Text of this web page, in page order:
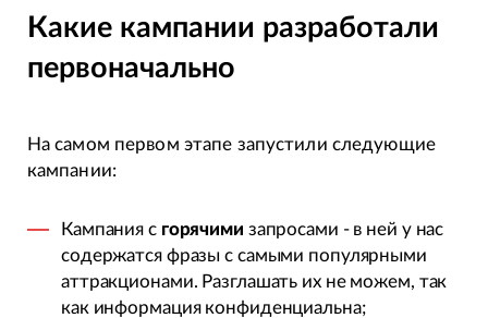
Какие кампании разработали
первоначально
На самом первом этапе запустили следующие
кампании:
Кампания с горячими запросами - в ней у нас
содержатся фразы с самыми популярными
аттракционами. Разглашать их не можем, так
как информация конфиденциальна;